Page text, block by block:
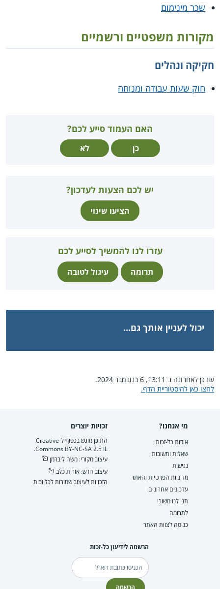
שכר מינימום
מקורות משפטיים ורשמיים
חקיקה ונהלים
חוק שעות עבודה ומנוחה
האם העמוד סייע לכם?
כן לא
יש לכם הצעות לעדכון?
הציעו שינוי
עזרו לנו להמשיך לסייע לכם
תרומה עיגול לטובה
יכול לעניין אותך גם...
עודכן לאחרונה ב־13:11, 6 בנובמבר 2024.
לחצו כאן להיסטוריית הדף.
מי אנחנו?
אודות כל-זכות
שאלות ותשובות
נגישות
מדיניות הפרטיות והאתר
עדכונים אחרונים
תנו לנו משוב!
לתרומה
כניסה לצוות האתר
זכויות יוצרים
התוכן מוגש בכפוף ל-Creative
Commons BY-NC-SA 2.5 IL.
עיצוב מקורי: משה ליברמן
עיצוב חדש: אורית כלב
הזכויות לעיצוב שמורות לכל זכות
הרשמה לידיעון כל-זכות
דוא"ל
הרשמה